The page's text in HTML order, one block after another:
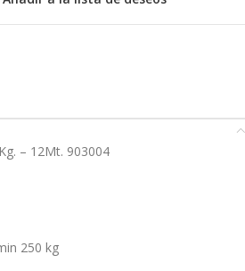
– 12Mt. 903004
250 kg